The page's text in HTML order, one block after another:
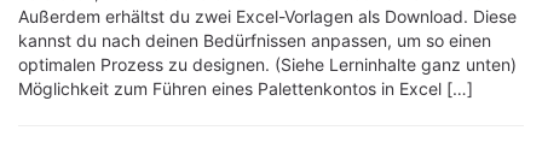
Außerdem erhältst du zwei Excel-Vorlagen als Download. Diese
kannst du nach deinen Bedürfnissen anpassen, um so einen
optimalen Prozess zu designen. (Siehe Lerninhalte ganz unten)
Möglichkeit zum Führen eines Palettenkontos in Excel […]